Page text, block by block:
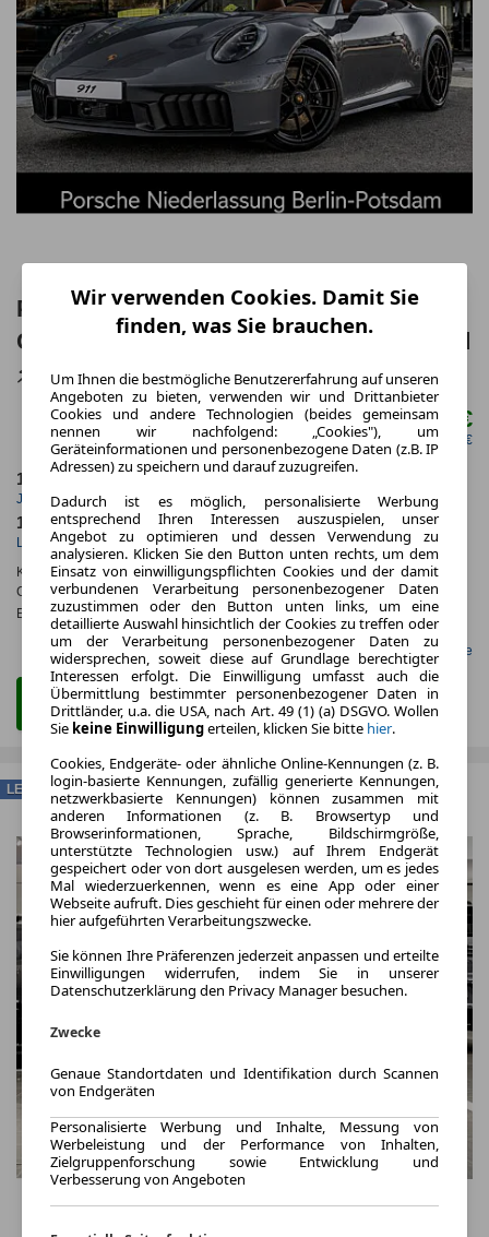
Porsche 911 🤎GTS Cabriolet |
Clubleder Trüffelbraun | 541 PS T-Hybrid
⚡ | Sofort verfügbar
ab mtl. 2.764,17 €
netto mtl. 2.322,69 €
10.000,0 km
Jahrliche Fahrleistung
60 Monate
Laufzeit
1.3
Leasingfaktor
ca. 357 kW (485 PS)
Leistung
Kraftstoffverbr.¹: ca. 10,4 l/100km(komb.)
CO
-Emissionen*:ca. 235 g/km(komb.)
Effizienzklasse: G
Gefunden auf LeasingMarkt.de
Zum Leasing Angebot
LEASING
Wir verwenden Cookies. Damit Sie
finden, was Sie brauchen.
Um Ihnen die bestmögliche Benutzererfahrung auf unseren
Angeboten zu bieten, verwenden wir und Drittanbieter
Cookies und andere Technologien (beides gemeinsam
nennen wir nachfolgend: „Cookies"), um
Geräteinformationen und personenbezogene Daten (z.B. IP
Adressen) zu speichern und darauf zuzugreifen.
Dadurch ist es möglich, personalisierte Werbung
entsprechend Ihren Interessen auszuspielen, unser
Angebot zu optimieren und dessen Verwendung zu
analysieren. Klicken Sie den Button unten rechts, um dem
Einsatz von einwilligungspflichten Cookies und der damit
verbundenen Verarbeitung personenbezogener Daten
zuzustimmen oder den Button unten links, um eine
detaillierte Auswahl hinsichtlich der Cookies zu treffen oder
um der Verarbeitung personenbezogener Daten zu
widersprechen, soweit diese auf Grundlage berechtigter
Interessen erfolgt. Die Einwilligung umfasst auch die
Übermittlung bestimmter personenbezogener Daten in
Drittländer, u.a. die USA, nach Art. 49 (1) (a) DSGVO. Wollen
Sie keine Einwilligungerteilen, klicken Sie bitte hier.
Cookies, Endgeräte- oder ähnliche Online-Kennungen (z. B.
login-basierte Kennungen, zufällig generierte Kennungen,
netzwerkbasierte Kennungen) können zusammen mit
anderen Informationen (z. B. Browsertyp und
Browserinformationen, Sprache, Bildschirmgröße,
unterstützte Technologien usw.) auf Ihrem Endgerät
gespeichert oder von dort ausgelesen werden, um es jedes
Mal wiederzuerkennen, wenn es eine App oder einer
Webseite aufruft. Dies geschieht für einen oder mehrere der
hier aufgeführten Verarbeitungszwecke.
Sie können Ihre Präferenzen jederzeit anpassen und erteilte
Einwilligungen widerrufen, indem Sie in unserer
Datenschutzerklärung den Privacy Manager besuchen.
Zwecke
Genaue Standortdaten und Identifikation durch Scannen
von Endgeräten
Personalisierte Werbung und Inhalte, Messung von
Werbeleistung und der Performance von Inhalten,
Zielgruppenforschung sowie Entwicklung und
Verbesserung von Angeboten